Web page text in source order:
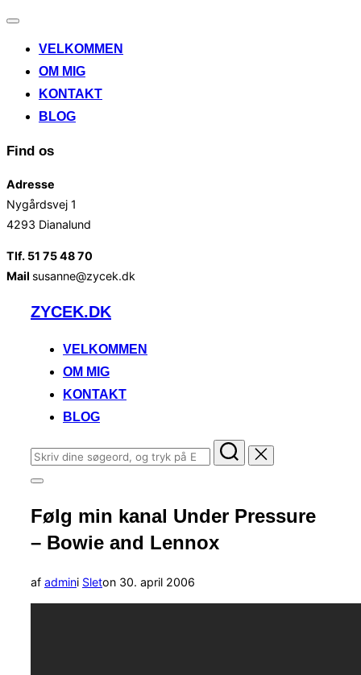
Slå
til/fraVELKOMMEN
OM MIG
KONTAKT
BLOG
Find os
Adresse
Nygårdsvej 1
4293 Dianalund
Tlf. 51 75 48 70
Mail susanne@zycek.dk
VidereZYCEK.DK
VELKOMMEN
OM MIG
KONTAKT
BLOG
Søg
efter:
Slå
i
sidekolonne
til/fra
Følg min kanal Under Pressure
– Bowie and Lennox
af admini Sleton Udgivet
d.
30. april 2006